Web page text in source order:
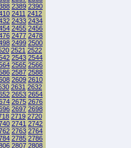
2389 2390
2411 2412
2433 2434
2455 2456
2477 2478
2499 2500
2521 2522
2543 2544
2565 2566
2587 2588
2609 2610
2631 2632
2653 2654
2675 2676
2697 2698
2719 2720
2741 2742
2763 2764
2785 2786
2807 2808